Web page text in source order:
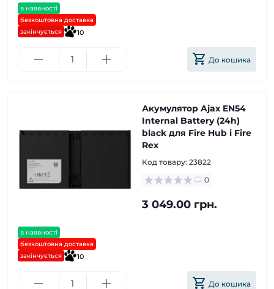
в наявності
безкоштовна доставка
закінчується
10
До кошика
в наявності
безкоштовна доставка
закінчується
10
Акумулятор Ajax EN54
Internal Battery (24h)
black для Fire Hub і Fire
Rex
Код товару: 23822
0
3 049.00 грн.
До кошика